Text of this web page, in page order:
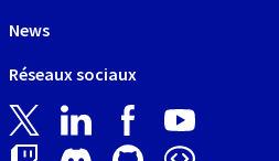
News
Réseaux sociaux